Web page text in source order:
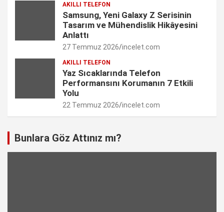
e
l
AKILLI TELEFON
Samsung, Yeni Galaxy Z Serisinin
Tasarım ve Mühendislik Hikâyesini
Anlattı
27 Temmuz 2026 incelet.com
AKILLI TELEFON
Yaz Sıcaklarında Telefon
Performansını Korumanın 7 Etkili
Yolu
22 Temmuz 2026 incelet.com
Bunlara Göz Attınız mı?